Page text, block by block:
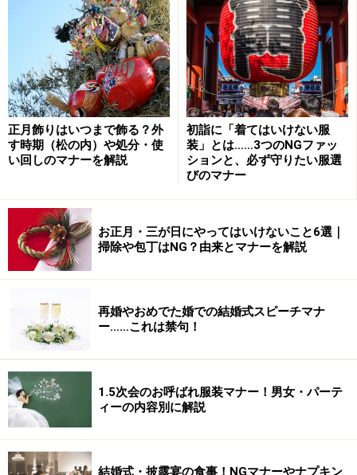
正月飾りはいつまで飾る？外
す時期（松の内）や処分・使
い回しのマナーを解説
初詣に「着てはいけない服
装」とは……3つのNGファッ
ションと、必ず守りたい服選
びのマナー
お正月・三が日にやってはいけないこと6選｜
掃除や包丁はNG？由来とマナーを解説
再婚やおめでた婚での結婚式スピーチマナ
ー……これは禁句！
1.5次会のお呼ばれ服装マナー！男女・パーテ
ィーの内容別に解説
結婚式・披露宴の食事！NGマナーやナプキン